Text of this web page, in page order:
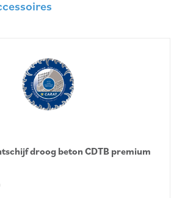
droog beton CDTB premium